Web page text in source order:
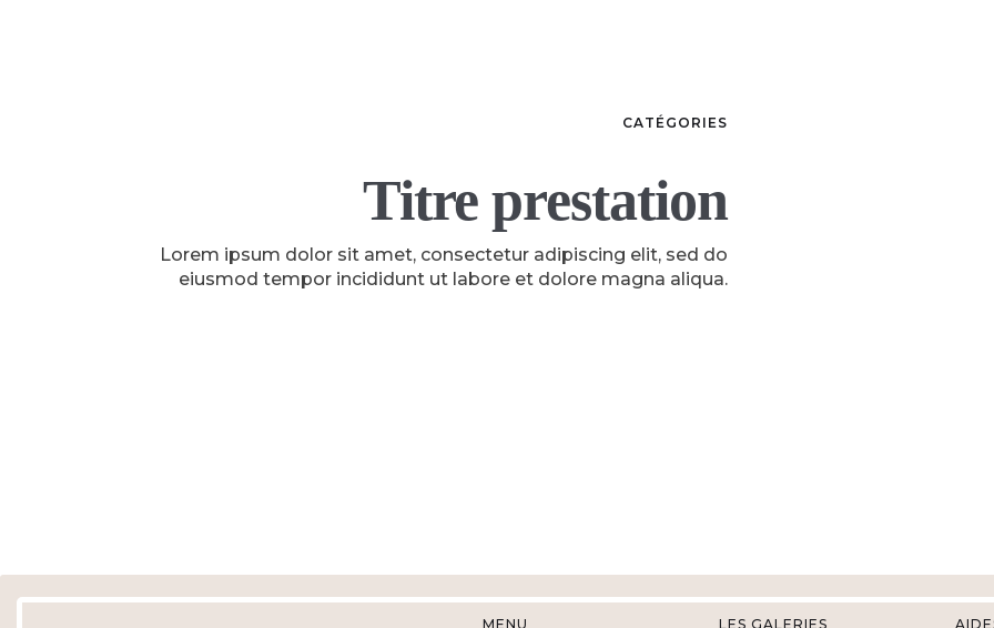
CATÉGORIES
Titre prestation
Lorem ipsum dolor sit amet, consectetur adipiscing elit, sed do
eiusmod tempor incididunt ut labore et dolore magna aliqua.
MENU LES GALERIES